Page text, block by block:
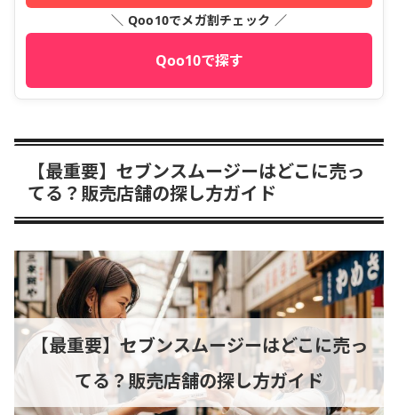
＼ Qoo10でメガ割チェック ／
Qoo10で探す
【最重要】セブンスムージーはどこに売っ
てる？販売店舗の探し方ガイド
【最重要】セブンスムージーはどこに売っ
てる？販売店舗の探し方ガイド